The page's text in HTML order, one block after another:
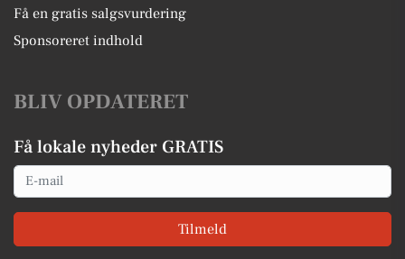
Få en gratis salgsvurdering
Sponsoreret indhold
BLIV OPDATERET
Få lokale nyheder GRATIS
Email
Tilmeld